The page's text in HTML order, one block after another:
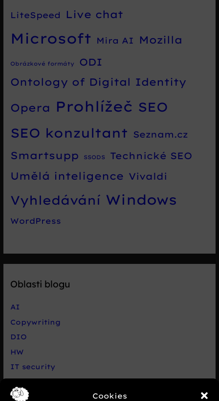
Cookies
LiteSpeed Live chat
Microsoft Mira AI Mozilla
Obrázkové formáty ODI
Ontology of Digital Identity
Opera Prohlížeč SEO
SEO konzultant Seznam.cz
Smartsupp SSODS Technické SEO
Umělá inteligence Vivaldi
Vyhledávání Windows
WordPress
Oblasti blogu
AI
Copywriting
DIO
HW
IT security
Live chat Smartsupp
Net